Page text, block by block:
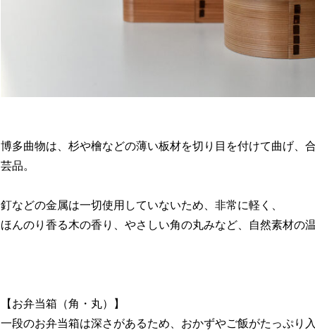
博多曲物は、杉や檜などの薄い板材を切り目を付けて曲げ、
芸品。
釘などの金属は一切使用していないため、非常に軽く、
ほんのり香る木の香り、やさしい角の丸みなど、自然素材の
【お弁当箱（角・丸）】
一段のお弁当箱は深さがあるため、おかずやご飯がたっぷり入